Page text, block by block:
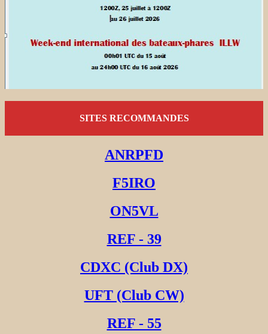
SITES RECOMMANDES
ANRPFD
F5IRO
ON5VL
REF - 39
CDXC (Club DX)
UFT (Club CW)
REF - 55